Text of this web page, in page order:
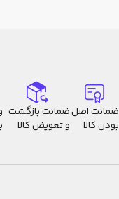
ضمانت اصل
بودن کالا
ضمانت بازگشت
و تعویض کالا